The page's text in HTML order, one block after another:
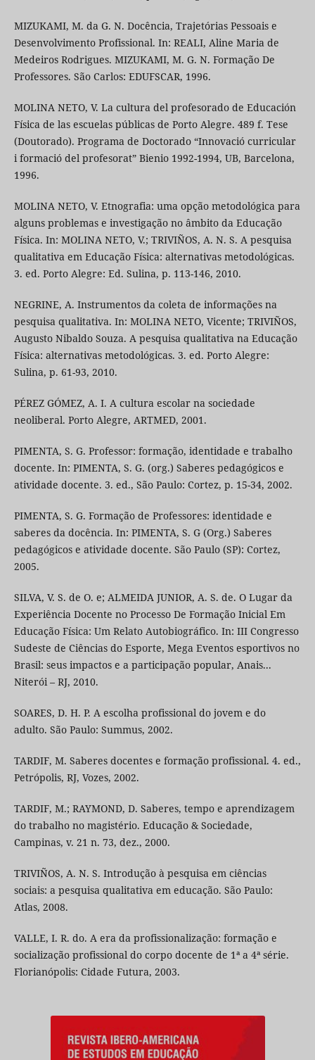
MIZUKAMI, M. da G. N. Docência, Trajetórias Pessoais e
Desenvolvimento Profissional. In: REALI, Aline Maria de
Medeiros Rodrigues. MIZUKAMI, M. G. N. Formação De
Professores. São Carlos: EDUFSCAR, 1996.
MOLINA NETO, V. La cultura del profesorado de Educación
Física de las escuelas públicas de Porto Alegre. 489 f. Tese
(Doutorado). Programa de Doctorado “Innovació curricular
i formació del profesorat” Bienio 1992-1994, UB, Barcelona,
1996.
MOLINA NETO, V. Etnografia: uma opção metodológica para
alguns problemas e investigação no âmbito da Educação
Física. In: MOLINA NETO, V.; TRIVIÑOS, A. N. S. A pesquisa
qualitativa em Educação Física: alternativas metodológicas.
3. ed. Porto Alegre: Ed. Sulina, p. 113-146, 2010.
NEGRINE, A. Instrumentos da coleta de informações na
pesquisa qualitativa. In: MOLINA NETO, Vicente; TRIVIÑOS,
Augusto Nibaldo Souza. A pesquisa qualitativa na Educação
Física: alternativas metodológicas. 3. ed. Porto Alegre:
Sulina, p. 61-93, 2010.
PÉREZ GÓMEZ, A. I. A cultura escolar na sociedade
neoliberal. Porto Alegre, ARTMED, 2001.
PIMENTA, S. G. Professor: formação, identidade e trabalho
docente. In: PIMENTA, S. G. (org.) Saberes pedagógicos e
atividade docente. 3. ed., São Paulo: Cortez, p. 15-34, 2002.
PIMENTA, S. G. Formação de Professores: identidade e
saberes da docência. In: PIMENTA, S. G (Org.) Saberes
pedagógicos e atividade docente. São Paulo (SP): Cortez,
2005.
SILVA, V. S. de O. e; ALMEIDA JUNIOR, A. S. de. O Lugar da
Experiência Docente no Processo De Formação Inicial Em
Educação Física: Um Relato Autobiográfico. In: III Congresso
Sudeste de Ciências do Esporte, Mega Eventos esportivos no
Brasil: seus impactos e a participação popular, Anais...
Niterói – RJ, 2010.
SOARES, D. H. P. A escolha profissional do jovem e do
adulto. São Paulo: Summus, 2002.
TARDIF, M. Saberes docentes e formação profissional. 4. ed.,
Petrópolis, RJ, Vozes, 2002.
TARDIF, M.; RAYMOND, D. Saberes, tempo e aprendizagem
do trabalho no magistério. Educação & Sociedade,
Campinas, v. 21 n. 73, dez., 2000.
TRIVIÑOS, A. N. S. Introdução à pesquisa em ciências
sociais: a pesquisa qualitativa em educação. São Paulo:
Atlas, 2008.
VALLE, I. R. do. A era da profissionalização: formação e
socialização profissional do corpo docente de 1ª a 4ª série.
Florianópolis: Cidade Futura, 2003.